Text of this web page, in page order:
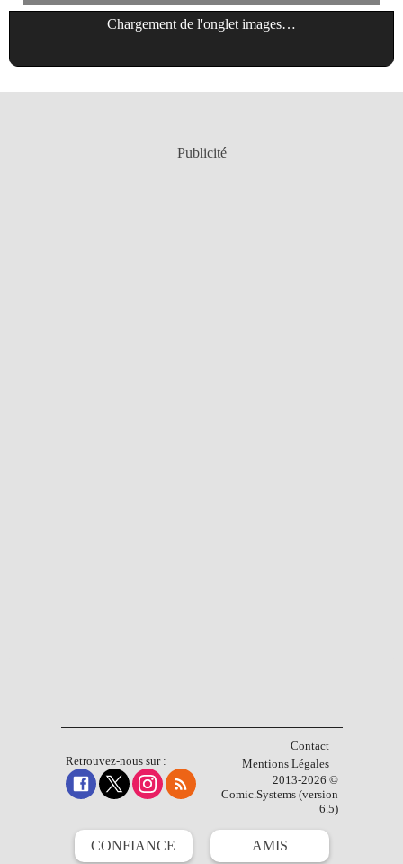
Chargement de l'onglet images…
Publicité
Retrouvez-nous sur :
Contact
Mentions Légales
2013-2026 ©
Comic.Systems (version
6.5)
CONFIANCE AMIS